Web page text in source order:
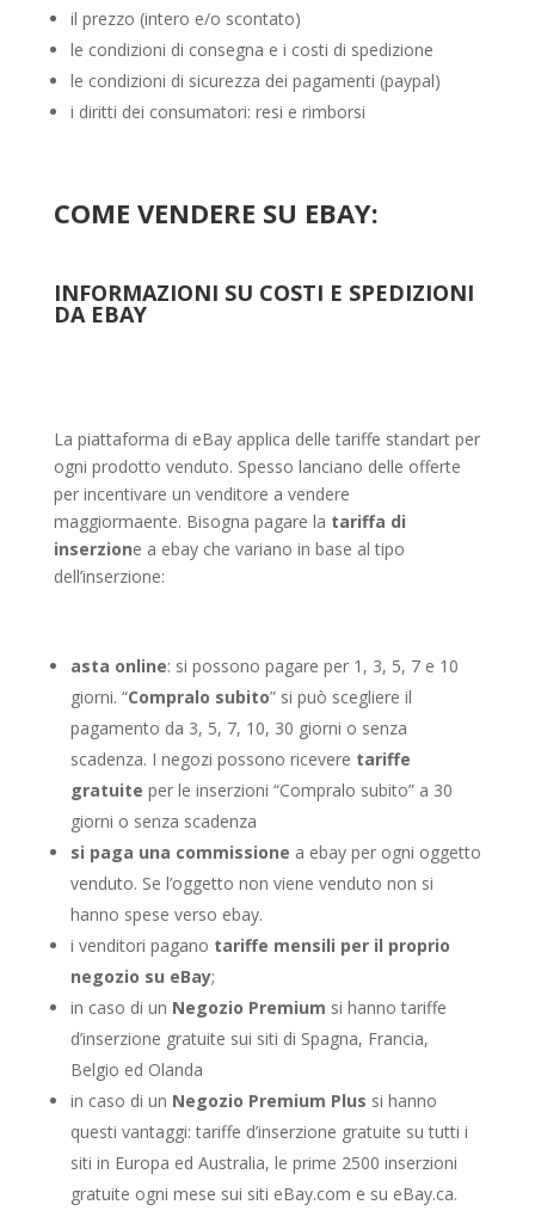
il prezzo (intero e/o scontato)
le condizioni di consegna e i costi di spedizione
le condizioni di sicurezza dei pagamenti (paypal)
i diritti dei consumatori: resi e rimborsi
COME VENDERE SU EBAY:
INFORMAZIONI SU COSTI E SPEDIZIONI
DA EBAY
La piattaforma di eBay applica delle tariffe standart per
ogni prodotto venduto. Spesso lanciano delle offerte
per incentivare un venditore a vendere
maggiormaente. Bisogna pagare la tariffa di
inserzione a ebay che variano in base al tipo
dell’inserzione:
asta online: si possono pagare per 1, 3, 5, 7 e 10
giorni. “Compralo subito” si può scegliere il
pagamento da 3, 5, 7, 10, 30 giorni o senza
scadenza. I negozi possono ricevere tariffe
gratuite per le inserzioni “Compralo subito” a 30
giorni o senza scadenza
si paga una commissione a ebay per ogni oggetto
venduto. Se l’oggetto non viene venduto non si
hanno spese verso ebay.
i venditori pagano tariffe mensili per il proprio
negozio su eBay;
in caso di un Negozio Premium si hanno tariffe
d’inserzione gratuite sui siti di Spagna, Francia,
Belgio ed Olanda
in caso di un Negozio Premium Plus si hanno
questi vantaggi: tariffe d’inserzione gratuite su tutti i
siti in Europa ed Australia, le prime 2500 inserzioni
gratuite ogni mese sui siti eBay.com e su eBay.ca.